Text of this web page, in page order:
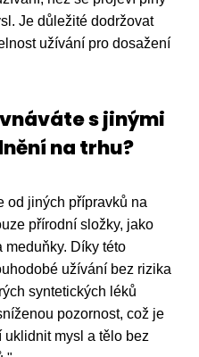
Je důležité dodržovat
užívání pro dosažení
s jinými
na trhu?
od jiných přípravků na
přírodní složky, jako
meduňky. Díky této
užívání bez rizika
syntetických léků
pozornost, což je
uklidnit mysl a tělo bez